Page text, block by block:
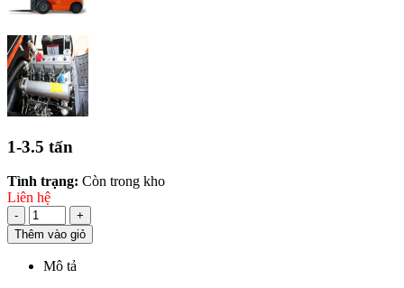
1-3.5 tấn
Tình trạng: Còn trong kho
Liên hệ
-
+
Thêm vào giỏ
Mô tả